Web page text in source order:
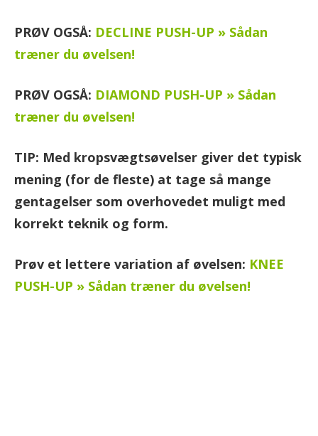
PRØV OGSÅ: DECLINE PUSH-UP » Sådan
træner du øvelsen!
PRØV OGSÅ: DIAMOND PUSH-UP » Sådan
træner du øvelsen!
TIP: Med kropsvægtsøvelser giver det typisk
mening (for de fleste) at tage så mange
gentagelser som overhovedet muligt med
korrekt teknik og form.
Prøv et lettere variation af øvelsen: KNEE
PUSH-UP » Sådan træner du øvelsen!